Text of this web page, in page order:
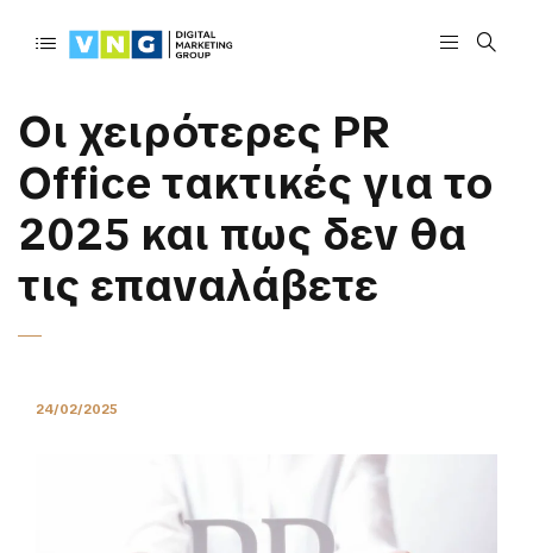
Οι χειρότερες PR
Office τακτικές για το
2025 και πως δεν θα
τις επαναλάβετε
24/02/2025